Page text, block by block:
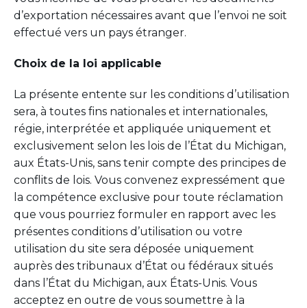
d’exportation nécessaires avant que l’envoi ne soit
effectué vers un pays étranger.
Choix de la loi applicable
La présente entente sur les conditions d’utilisation
sera, à toutes fins nationales et internationales,
régie, interprétée et appliquée uniquement et
exclusivement selon les lois de l’État du Michigan,
aux États-Unis, sans tenir compte des principes de
conflits de lois. Vous convenez expressément que
la compétence exclusive pour toute réclamation
que vous pourriez formuler en rapport avec les
présentes conditions d’utilisation ou votre
utilisation du site sera déposée uniquement
auprès des tribunaux d’État ou fédéraux situés
dans l’État du Michigan, aux États-Unis. Vous
acceptez en outre de vous soumettre à la